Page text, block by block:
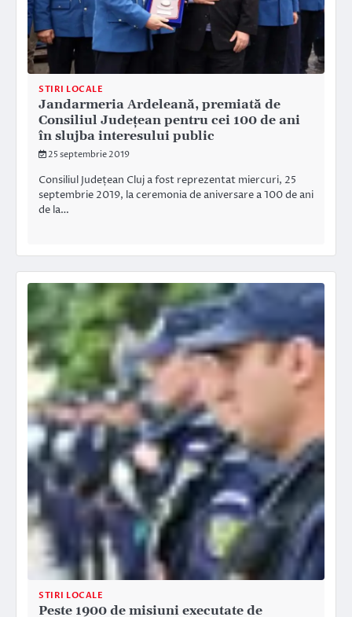
STIRI LOCALE
Jandarmeria Ardeleană, premiată de
Consiliul Județean pentru cei 100 de ani
în slujba interesului public
25 septembrie 2019
Consiliul Județean Cluj a fost reprezentat miercuri, 25
septembrie 2019, la ceremonia de aniversare a 100 de ani
de la…
STIRI LOCALE
Peste 1900 de misiuni executate de